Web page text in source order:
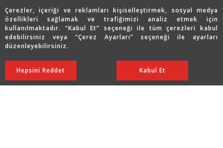
Çerezler, içeriği ve reklamları kişiselleştirmek, sosyal medya
özellikleri sağlamak ve trafiğimizi analiz etmek için
kullanılmaktadır. “Kabul Et” seçeneği ile tüm çerezleri kabul
edebilirsiniz veya “Çerez Ayarları” seçeneği ile ayarları
düzenleyebilirsiniz.
Ayarları Düzenle
Hepsini Reddet Kabul Et
46.442 TL
23.221TL SATIN ALIN
Copyright © 2026 Assos Pırlanta - Bu sitenin tüm hakları